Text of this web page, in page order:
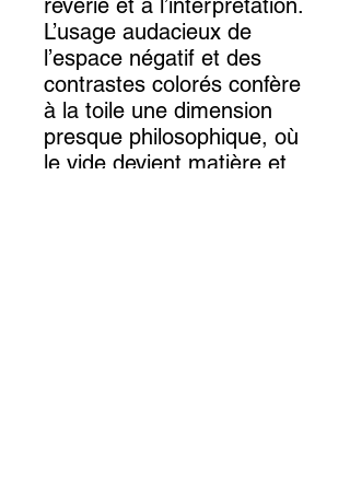
rêverie et à l’interprétation.
L’usage audacieux de
l’espace négatif et des
contrastes colorés confère
à la toile une dimension
presque philosophique, où
le vide devient matière et